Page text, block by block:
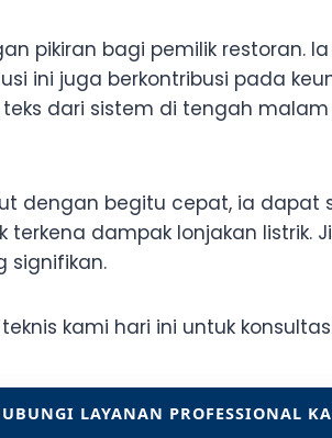
pikiran bagi pemilik restoran.
ini juga berkontribusi pada
dari sistem di tengah
dengan begitu cepat, ia
dampak lonjakan listrik.
signifikan.
kami hari ini untuk
LAYANAN PROFESSIONAL